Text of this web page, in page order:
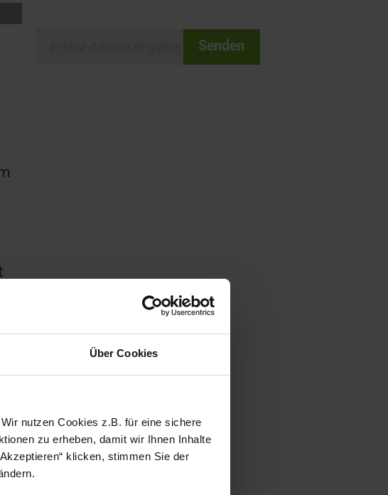
Über Cookies
nutzen Cookies z.B. für eine sichere
zu erheben, damit wir Ihnen Inhalte
klicken, stimmen Sie der
Senden